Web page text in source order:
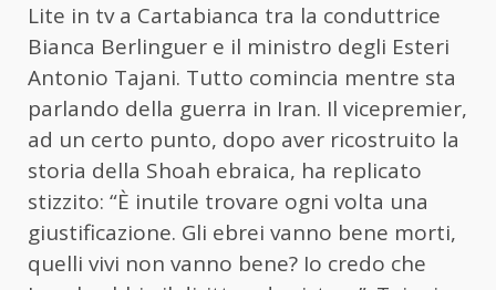
Lite in tv a Cartabianca tra la conduttrice
Bianca Berlinguer e il ministro degli Esteri
Antonio Tajani. Tutto comincia mentre sta
parlando della guerra in Iran. Il vicepremier,
ad un certo punto, dopo aver ricostruito la
storia della Shoah ebraica, ha replicato
stizzito: “È inutile trovare ogni volta una
giustificazione. Gli ebrei vanno bene morti,
quelli vivi non vanno bene? Io credo che